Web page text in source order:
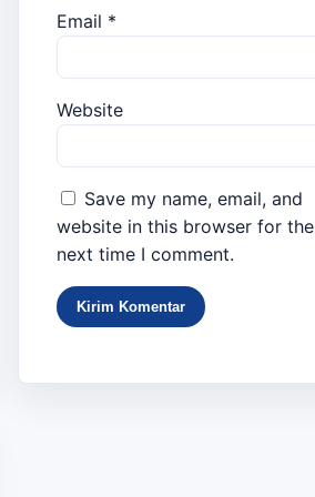
Email *
Website
Save my name, email, and
website in this browser for the
next time I comment.